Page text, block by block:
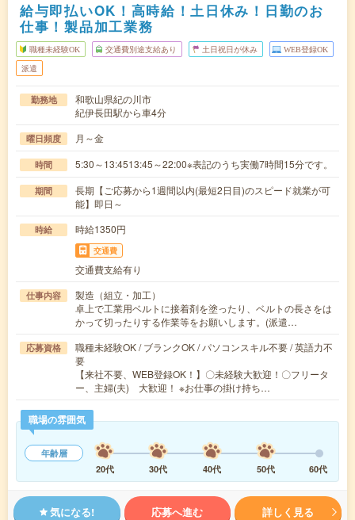
給与即払いOK！高時給！土日休み！日勤のお
仕事！製品加工業務
職種未経験OK 交通費別途支給あり 土日祝日が休み WEB登録OK
派遣
勤務地
和歌山県紀の川市
紀伊長田駅から車4分
曜日頻度 月～金
時間 5:30～13:4513:45～22:00※表記のうち実働7時間15分です。
期間
長期【ご応募から1週間以内(最短2日目)のスピード就業が可
能】即日～
時給 時給1350円
交通費
交通費支給有り
仕事内容
製造（組立・加工）
卓上で工業用ベルトに接着剤を塗ったり、ベルトの長さをは
かって切ったりする作業等をお願いします。(派遣…
応募資格
職種未経験OK / ブランクOK / パソコンスキル不要 / 英語力不
要
【来社不要、WEB登録OK！】〇未経験大歓迎！〇フリータ
ー、主婦(夫) 大歓迎！ ※お仕事の掛け持ち…
職場の雰囲気
年齢層
20代
30代 40代 50代 60代
気になる! 応募へ進む 詳しく見る